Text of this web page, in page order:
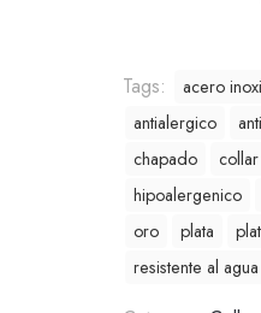
Tags: acero
antialergico
chapado
collar
hipoalergenico
oro
plata
resistente al agua